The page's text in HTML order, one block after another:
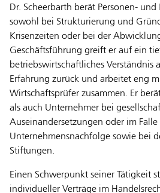
Dr. Scheerbarth berät Personen-
sowohl bei Strukturierung und
Krisenzeiten oder bei der
Geschäftsführung greift er auf ein
betriebswirtschaftliches Verständnis
Erfahrung zurück und arbeitet eng
Wirtschaftsprüfer zusammen. Er
als auch Unternehmer bei
Auseinandersetzungen oder im Falle
Unternehmensnachfolge sowie bei
Stiftungen.
Einen Schwerpunkt seiner Tätigkeit
individueller Verträge im